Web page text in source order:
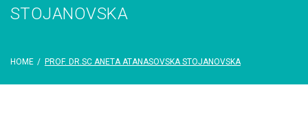
STOJANOVSKA
HOME / PROF. DR.SC ANETA ATANASOVSKA STOJANOVSKA